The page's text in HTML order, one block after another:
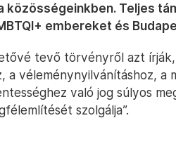
közösségeinkben. Teljes
embereket és
tevő törvényről azt
a véleménynyilvánításhoz, a
való jog súlyos
szolgálja”.